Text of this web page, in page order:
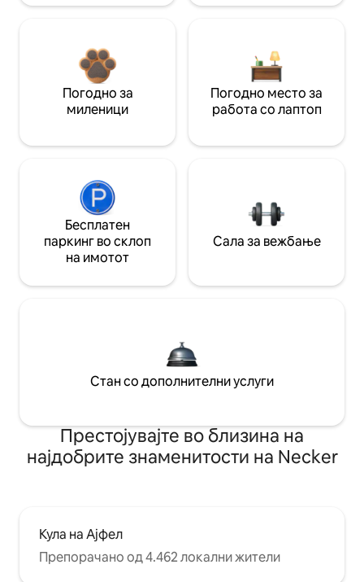
Погодно за
миленици
Погодно место за
работа со лаптоп
Бесплатен
паркинг во склоп
на имотот
Сала за вежбање
Стан со дополнителни услуги
Престојувајте во близина на
најдобрите знаменитости на Necker
Кула на Ајфел
Препорачано од 4.462 локални жители